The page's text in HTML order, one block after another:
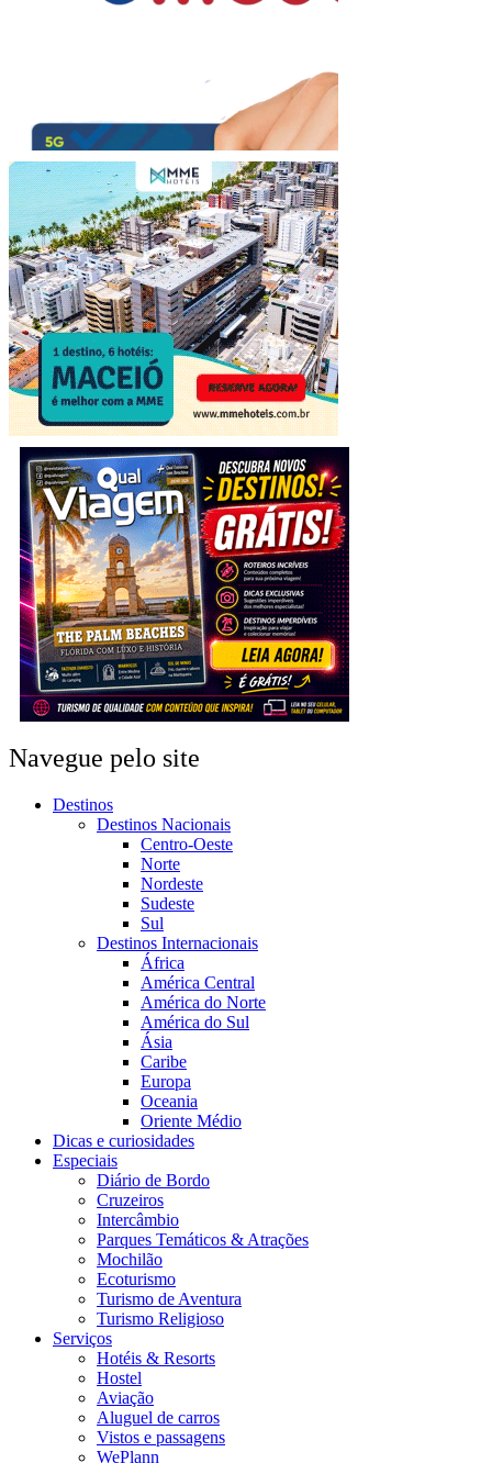
Navegue pelo site
Destinos
Destinos Nacionais
Centro-Oeste
Norte
Nordeste
Sudeste
Sul
Destinos Internacionais
África
América Central
América do Norte
América do Sul
Ásia
Caribe
Europa
Oceania
Oriente Médio
Dicas e curiosidades
Especiais
Diário de Bordo
Cruzeiros
Intercâmbio
Parques Temáticos & Atrações
Mochilão
Ecoturismo
Turismo de Aventura
Turismo Religioso
Serviços
Hotéis & Resorts
Hostel
Aviação
Aluguel de carros
Vistos e passagens
WePlann